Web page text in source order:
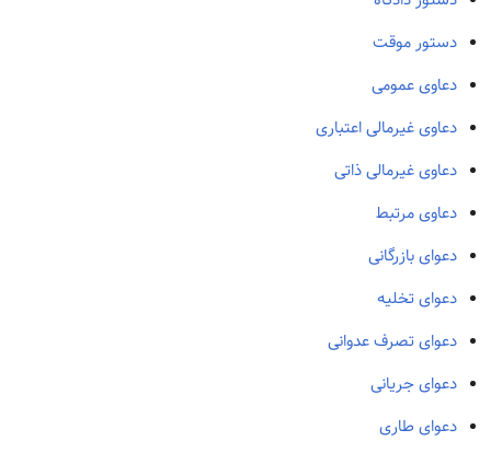
دستور موقت
دعاوی عمومی
دعاوی غیرمالی اعتباری
دعاوی غیرمالی ذاتی
دعاوی مرتبط
دعوای بازرگانی
دعوای تخلیه
دعوای تصرف عدوانی
دعوای جریانی
دعوای طاری